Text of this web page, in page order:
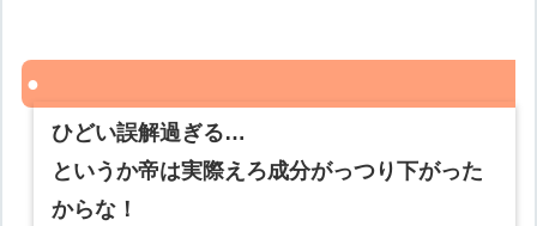
ひどい誤解過ぎる…
というか帝は実際えろ成分がっつり下がった
からな！